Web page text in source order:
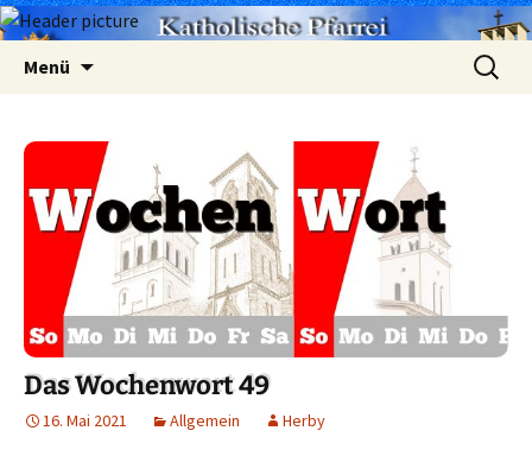
Menü
Suchen
nach:
Das Wochenwort 49
16. Mai 2021 Allgemein Herby